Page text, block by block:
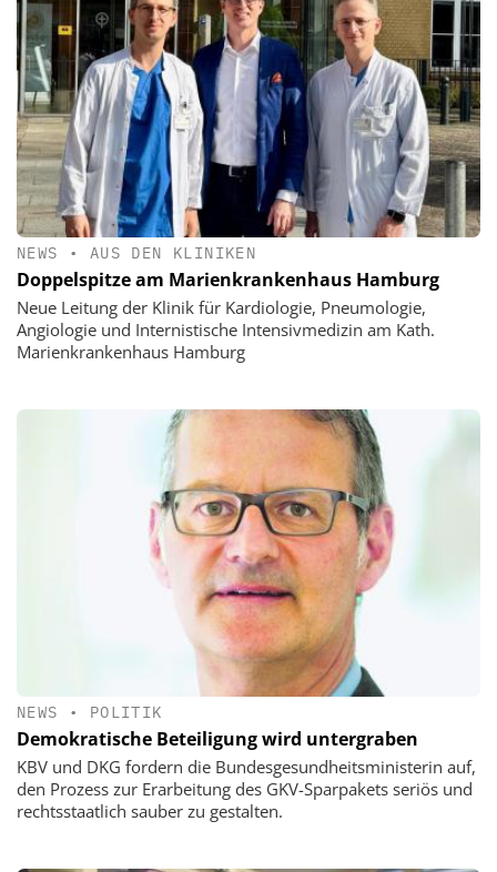
NEWS • AUS DEN KLINIKEN
Doppelspitze am Marienkrankenhaus Hamburg
Neue Leitung der Klinik für Kardiologie, Pneumologie,
Angiologie und Internistische Intensivmedizin am Kath.
Marienkrankenhaus Hamburg
NEWS • POLITIK
Demokratische Beteiligung wird untergraben
KBV und DKG fordern die Bundesgesundheitsministerin auf,
den Prozess zur Erarbeitung des GKV-Sparpakets seriös und
rechtsstaatlich sauber zu gestalten.